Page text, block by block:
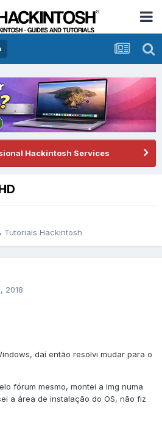
Hackintosh Services
Tutoriais Hackintosh
2018
daí então resolvi mudar para o
fórum mesmo, montei a img numa
a área de instalação do OS, não fiz